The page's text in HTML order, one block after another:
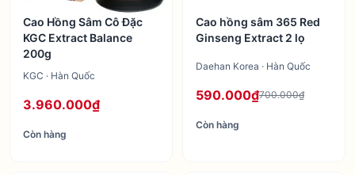
Cao Hồng Sâm Cô Đặc
KGC Extract Balance
200g
KGC · Hàn Quốc
3.960.000₫
Còn hàng
Cao hồng sâm 365 Red
Ginseng Extract 2 lọ
Daehan Korea · Hàn Quốc
590.000₫700.000₫
Còn hàng